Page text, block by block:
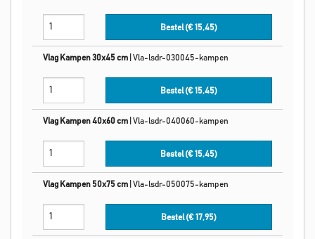
Bestel (€15,45)
Vlag Kampen 30x45 cm Vla-lsdr-030045-kampen
Bestel (€15,45)
Vlag Kampen 40x60 cm Vla-lsdr-040060-kampen
Bestel (€15,45)
Vlag Kampen 50x75 cm Vla-lsdr-050075-kampen
Bestel (€17,95)